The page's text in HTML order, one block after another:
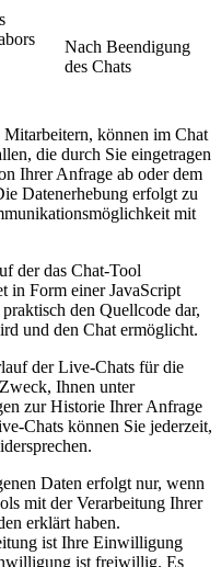
Nach Beendigung
des Chats
Mitarbeitern, können im Chat
die durch Sie eingetragen
Ihrer Anfrage ab oder dem
Datenerhebung erfolgt zu
mit
der das Chat-Tool
in Form einer JavaScript
den Quellcode dar,
und den Chat ermöglicht.
der Live-Chats für die
Ihnen unter
zur Historie Ihrer Anfrage
Chats können Sie jederzeit,
Daten erfolgt nur, wenn
mit der Verarbeitung Ihrer
erklärt haben.
ist Ihre Einwilligung
ist freiwillig. Es